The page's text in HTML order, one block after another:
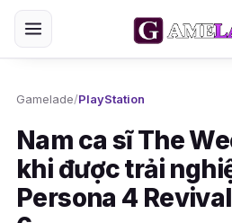
Gamelade/PlayStation
Nam ca sĩ The
khi được trải
Persona 4